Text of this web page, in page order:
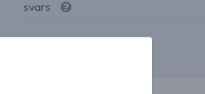
svars